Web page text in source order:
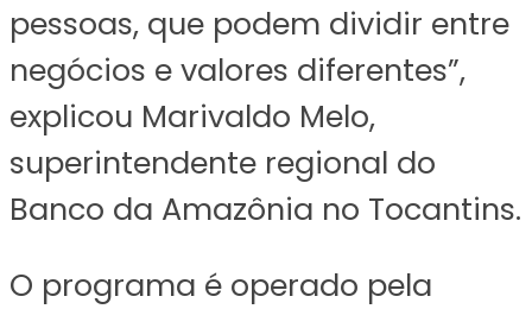
pessoas, que podem dividir entre
negócios e valores diferentes”,
explicou Marivaldo Melo,
superintendente regional do
Banco da Amazônia no Tocantins.
O programa é operado pela